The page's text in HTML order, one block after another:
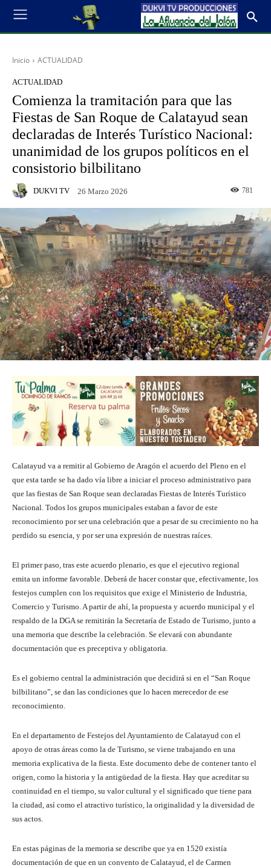
Inicio ACTUALIDAD
ACTUALIDAD
Comienza la tramitación para que las
Fiestas de San Roque de Calatayud sean
declaradas de Interés Turístico Nacional:
unanimidad de los grupos políticos en el
consistorio bilbilitano
DUKVI TV 26 Marzo 2026 781
Calatayud va a remitir al Gobierno de Aragón el acuerdo del Pleno en el
que esta tarde se ha dado vía libre a iniciar el proceso administrativo para
que las fiestas de San Roque sean declaradas Fiestas de Interés Turístico
Nacional. Todos los grupos municipales estaban a favor de este
reconocimiento por ser una celebración que a pesar de su crecimiento no ha
perdido su esencia, y por ser una expresión de nuestras raíces.
El primer paso, tras este acuerdo plenario, es que el ejecutivo regional
emita un informe favorable. Deberá de hacer constar que, efectivamente, los
festejos cumplen con los requisitos que exige el Ministerio de Industria,
Comercio y Turismo. A partir de ahí, la propuesta y acuerdo municipal y el
respaldo de la DGA se remitirán la Secretaría de Estado de Turismo, junto a
una memoria que describe la celebración. Se elevará con abundante
documentación que es preceptiva y obligatoria.
Es el gobierno central la administración que decidirá si en el “San Roque
bilbilitano”, se dan las condiciones que lo hacen merecedor de ese
reconocimiento.
En el departamento de Festejos del Ayuntamiento de Calatayud con el
apoyo de otras áreas como la de Turismo, se viene trabajando en una
memoria explicativa de la fiesta. Este documento debe de contener tanto el
origen, como la historia y la antigüedad de la fiesta. Hay que acreditar su
continuidad en el tiempo, su valor cultural y el significado que tiene para
la ciudad, así como el atractivo turístico, la originalidad y la diversidad de
sus actos.
En estas páginas de la memoria se describe que ya en 1520 existía
documentación de que en un convento de Calatayud, el de Carmen